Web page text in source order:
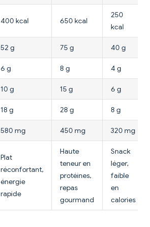
400 kcal 650 kcal
250
kcal
52 g 75 g 40 g
6 g 8 g 4 g
10 g 15 g 6 g
18 g 28 g 8 g
580 mg 450 mg 320 mg
Plat
réconfortant,
énergie
rapide
Haute
teneur en
protéines,
repas
gourmand
Snack
léger,
faible
en
calories